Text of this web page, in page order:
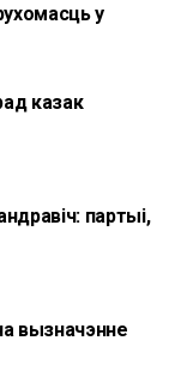
у
казак
партыі,
вызначэнне